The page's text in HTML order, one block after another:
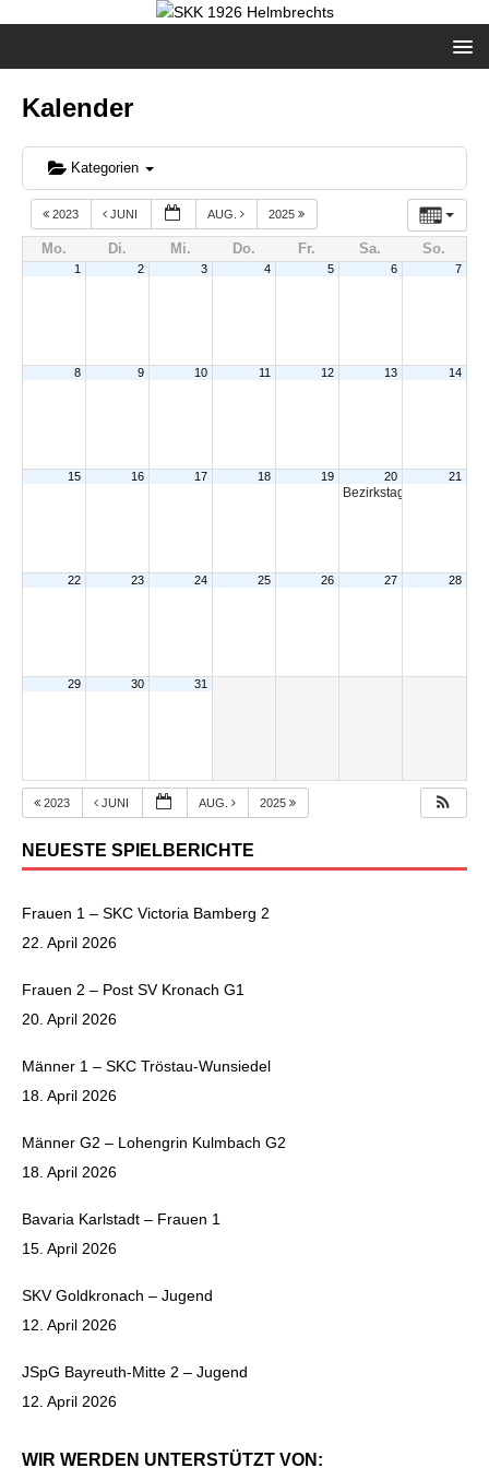
Kalender
Kategorien
2023 JUNI AUG. 2025
Mo. Di. Mi. Do. Fr. Sa. So.
1 2 3 4 5 6 7
8 9 10 11 12 13 14
15 16 17 18 19 20
Bezirkstag
21
22 23 24 25 26 27 28
29 30 31
2023 JUNI AUG. 2025
NEUESTE SPIELBERICHTE
Frauen 1 – SKC Victoria Bamberg 2
22. April 2026
Frauen 2 – Post SV Kronach G1
20. April 2026
Männer 1 – SKC Tröstau-Wunsiedel
18. April 2026
Männer G2 – Lohengrin Kulmbach G2
18. April 2026
Bavaria Karlstadt – Frauen 1
15. April 2026
SKV Goldkronach – Jugend
12. April 2026
JSpG Bayreuth-Mitte 2 – Jugend
12. April 2026
WIR WERDEN UNTERSTÜTZT VON: